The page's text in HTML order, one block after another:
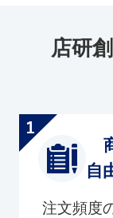
店研
自
注文頻度